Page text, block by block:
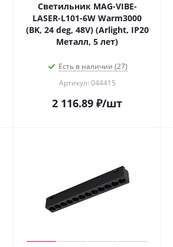
Светильник MAG-VIBE-
LASER-L101-6W Warm3000
(BK, 24 deg, 48V) (Arlight, IP20
Металл, 5 лет)
Есть в наличии (27)
Артикул: 044415
2 116.89 ₽/шт